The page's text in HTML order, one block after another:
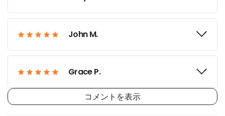
John M.
Grace P.
コメントを表示